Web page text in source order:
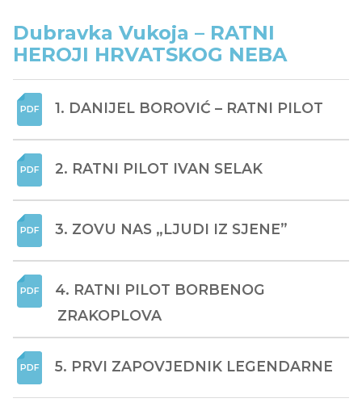
Dubravka Vukoja – RATNI
HEROJI HRVATSKOG NEBA
1. DANIJEL BOROVIĆ – RATNI PILOT
2. RATNI PILOT IVAN SELAK
3. ZOVU NAS „LJUDI IZ SJENE”
4. RATNI PILOT BORBENOG
ZRAKOPLOVA
5. PRVI ZAPOVJEDNIK LEGENDARNE